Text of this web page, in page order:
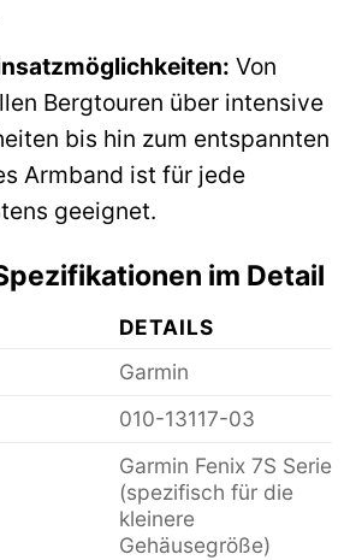
Von
Bergtouren über intensive
bis hin zum entspannten
Armband ist für jede
geeignet.
im Detail
DETAILS
Garmin
010-13117-03
Garmin Fenix 7S Serie
(spezifisch für die
kleinere
Gehäusegröße)